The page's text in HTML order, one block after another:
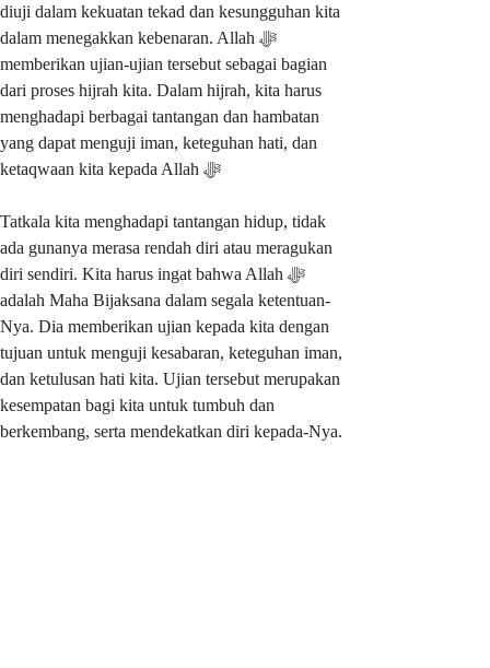
diuji dalam kekuatan tekad dan kesungguhan kita
dalam menegakkan kebenaran. Allah ﷻ
memberikan ujian-ujian tersebut sebagai bagian
dari proses hijrah kita. Dalam hijrah, kita harus
menghadapi berbagai tantangan dan hambatan
yang dapat menguji iman, keteguhan hati, dan
ketaqwaan kita kepada Allah ﷻ
Tatkala kita menghadapi tantangan hidup, tidak
ada gunanya merasa rendah diri atau meragukan
diri sendiri. Kita harus ingat bahwa Allah ﷻ
adalah Maha Bijaksana dalam segala ketentuan-
Nya. Dia memberikan ujian kepada kita dengan
tujuan untuk menguji kesabaran, keteguhan iman,
dan ketulusan hati kita. Ujian tersebut merupakan
kesempatan bagi kita untuk tumbuh dan
berkembang, serta mendekatkan diri kepada-Nya.